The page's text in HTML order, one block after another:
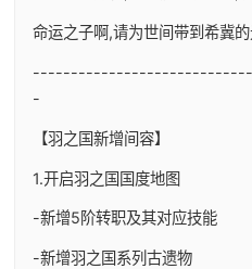
命运之子啊,请为世间带到希冀的
-
【羽之国新增间容】
1.开启羽之国国度地图
-新增5阶转职及其对应技能
-新增羽之国系列古遗物